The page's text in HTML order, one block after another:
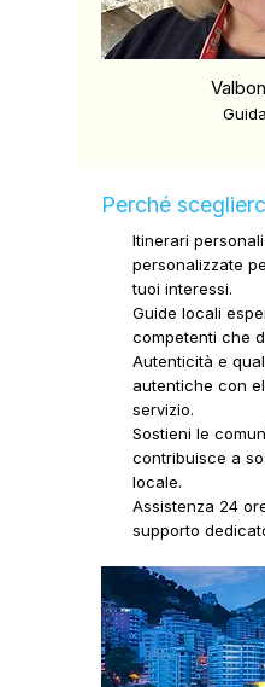
Perché
Itinerari
personalizzate
tuoi interessi.
Guide locali
competenti che
Autenticità e
autentiche con
servizio.
Sostieni le
contribuisce a
locale.
Assistenza 24
supporto